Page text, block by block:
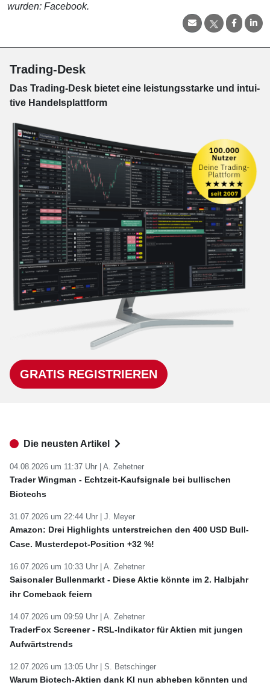
wurden: Facebook.
Trading-Desk
Das Trading-Desk bie­tet eine leis­tungs­star­ke und in­tui­
tive Han­dels­platt­form
GRATIS REGISTRIEREN
Die neusten Artikel
04.08.2026 um 11:37 Uhr | A. Zehetner
Trader Wingman - Echtzeit-Kaufsignale bei bullischen
Biotechs
31.07.2026 um 22:44 Uhr | J. Meyer
Amazon: Drei Highlights unterstreichen den 400 USD Bull-
Case. Musterdepot-Position +32 %!
16.07.2026 um 10:33 Uhr | A. Zehetner
Saisonaler Bullenmarkt - Diese Aktie könnte im 2. Halbjahr
ihr Comeback feiern
14.07.2026 um 09:59 Uhr | A. Zehetner
TraderFox Screener - RSL-Indikator für Aktien mit jungen
Aufwärtstrends
12.07.2026 um 13:05 Uhr | S. Betschinger
Warum Biotech-Aktien dank KI nun abheben könnten und